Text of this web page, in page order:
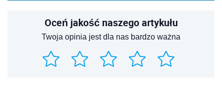
Oceń jakość naszego artykułu
Twoja opinia jest dla nas bardzo ważna